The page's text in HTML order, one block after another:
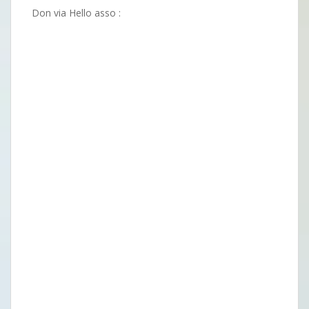
Don via Hello asso :